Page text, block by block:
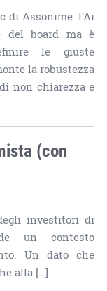
di Assonime: l'Ai
del board ma è
le giuste
la robustezza
non chiarezza e
(con
investitori di
un contesto
Un dato che
alla […]